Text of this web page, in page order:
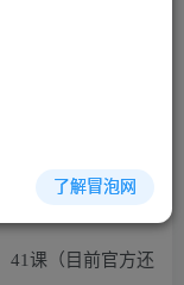
，可保存购买订单
41课（目前官方还
了解冒泡网